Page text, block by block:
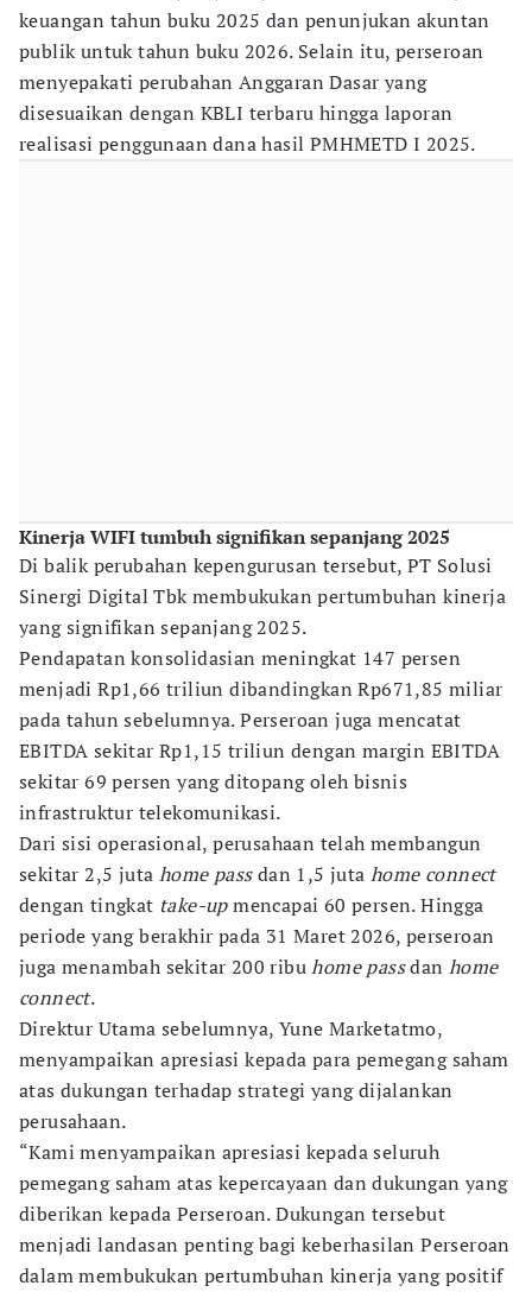
keuangan tahun buku 2025 dan penunjukan akuntan
publik untuk tahun buku 2026. Selain itu, perseroan
menyepakati perubahan Anggaran Dasar yang
disesuaikan dengan KBLI terbaru hingga laporan
realisasi penggunaan dana hasil PMHMETD I 2025.
Kinerja WIFI tumbuh signifikan sepanjang 2025
Di balik perubahan kepengurusan tersebut, PT Solusi
Sinergi Digital Tbk membukukan pertumbuhan kinerja
yang signifikan sepanjang 2025.
Pendapatan konsolidasian meningkat 147 persen
menjadi Rp1,66 triliun dibandingkan Rp671,85 miliar
pada tahun sebelumnya. Perseroan juga mencatat
EBITDA sekitar Rp1,15 triliun dengan margin EBITDA
sekitar 69 persen yang ditopang oleh bisnis
infrastruktur telekomunikasi.
Dari sisi operasional, perusahaan telah membangun
sekitar 2,5 juta home passdan 1,5 jutahome connect
dengan tingkat take-upmencapai 60 persen. Hingga
periode yang berakhir pada 31 Maret 2026, perseroan
juga menambah sekitar 200 ribuhome passdanhome
connect.
Direktur Utama sebelumnya, Yune Marketatmo,
menyampaikan apresiasi kepada para pemegang saham
atas dukungan terhadap strategi yang dijalankan
perusahaan.
“Kami menyampaikan apresiasi kepada seluruh
pemegang saham atas kepercayaan dan dukungan yang
diberikan kepada Perseroan. Dukungan tersebut
menjadi landasan penting bagi keberhasilan Perseroan
dalam membukukan pertumbuhan kinerja yang positif